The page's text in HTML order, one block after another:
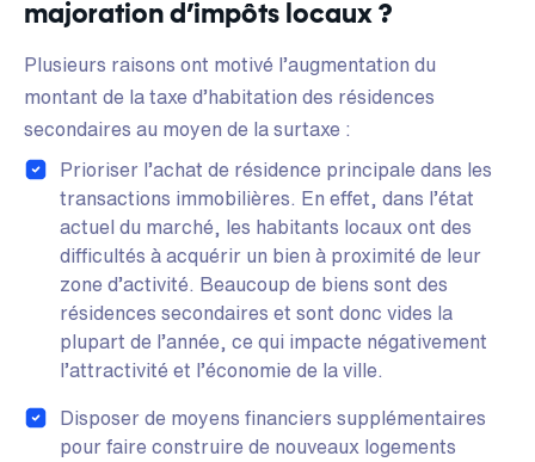
majoration d’impôts locaux ?
Plusieurs raisons ont motivé l’augmentation du
montant de la taxe d’habitation des résidences
secondaires au moyen de la surtaxe :
Prioriser l’achat de résidence principale dans les
transactions immobilières. En effet, dans l’état
actuel du marché, les habitants locaux ont des
difficultés à acquérir un bien à proximité de leur
zone d’activité. Beaucoup de biens sont des
résidences secondaires et sont donc vides la
plupart de l’année, ce qui impacte négativement
l’attractivité et l’économie de la ville.
Disposer de moyens financiers supplémentaires
pour faire construire de nouveaux logements